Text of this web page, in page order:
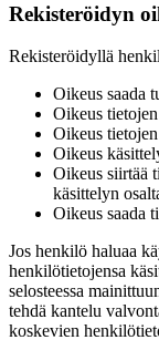
Rekisteröidyn
Rekisteröidyllä
Oikeus saada
Oikeus
Oikeus
Oikeus
Oikeus siirtää
käsittelyn
Oikeus saada
Jos henkilö haluaa
henkilötietojensa
selosteessa
tehdä kantelu
koskevien